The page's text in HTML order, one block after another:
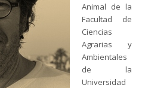
Animal de la
Facultad de
Ciencias
Agrarias y
Ambientales
de la
Universidad